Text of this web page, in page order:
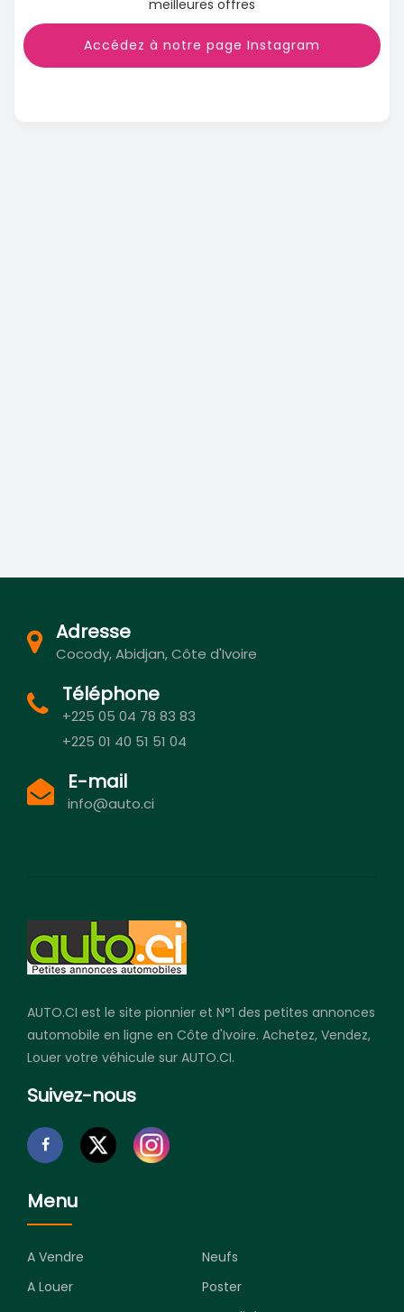
meilleures offres
Accédez à notre page Instagram
Adresse
Cocody, Abidjan, Côte d'Ivoire
Téléphone
+225 05 04 78 83 83
+225 01 40 51 51 04
E-mail
info@auto.ci
AUTO.CI est le site pionnier et N°1 des petites annonces
automobile en ligne en Côte d'Ivoire. Achetez, Vendez,
Louer votre véhicule sur AUTO.CI.
Suivez-nous
Menu
A Vendre
Neufs
A Louer
Poster